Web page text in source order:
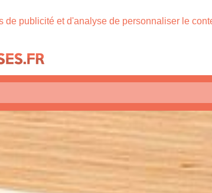
de publicité et d'analyse de personnaliser le